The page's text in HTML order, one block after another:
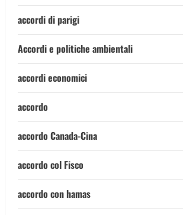
accordi di parigi
Accordi e politiche ambientali
accordi economici
accordo
accordo Canada-Cina
accordo col Fisco
accordo con hamas